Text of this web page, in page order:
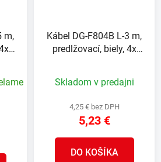
m,
Kábel DG-F804B L-3 m,
predlžovací, biely, 4x
Skladom v predajni
4,25 € bez DPH
5,23 €
DO KOŠÍKA